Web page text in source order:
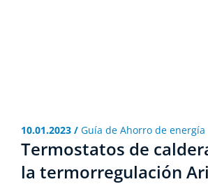
10.01.2023 / Guía de Ahorro de energí­a
Termostatos de
la termorregulación